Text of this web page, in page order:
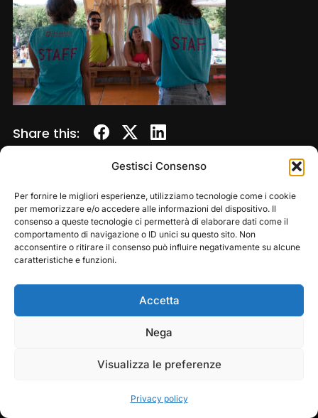
Gestisci Consenso
Per fornire le migliori esperienze, utilizziamo tecnologie come i cookie
per memorizzare e/o accedere alle informazioni del dispositivo. Il
consenso a queste tecnologie ci permetterà di elaborare dati come il
comportamento di navigazione o ID unici su questo sito. Non
acconsentire o ritirare il consenso può influire negativamente su alcune
caratteristiche e funzioni.
Accetta
Nega
Visualizza le preferenze
Privacy policy
Share this:
Copyright © 2026 — Frasassi Climbing Festival. All
Rights Reserved